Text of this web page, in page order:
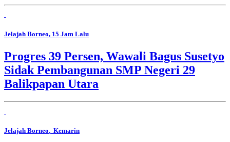
Jelajah Borneo, 15 Jam Lalu
Progres 39 Persen, Wawali Bagus Susetyo
Sidak Pembangunan SMP Negeri 29
Balikpapan Utara
Jelajah Borneo, Kemarin